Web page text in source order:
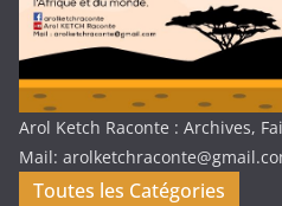
Arol Ketch Raconte : Archives,
Mail:
Toutes les Catégories